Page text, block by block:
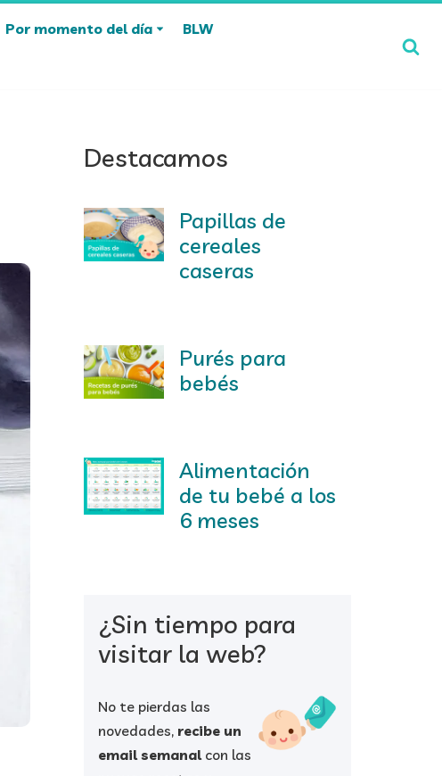
Por momento del día
BLW
Destacamos
Papillas de
cereales
caseras
Purés para
bebés
Alimentación
de tu bebé a los
6 meses
¿Sin tiempo para
visitar la web?
No te pierdas las
novedades, recibe un
email semanalcon las